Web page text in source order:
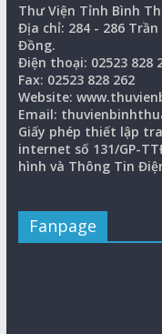
Thư Viện Tỉnh Bình
Địa chỉ: 284 - 286
Đồng.
Điện thoại: 02523 828
Fax: 02523 828 262
Website:
Email:
Giấy phép thiết lập
internet số 131/GP-
hình và Thông Tin
Fanpage